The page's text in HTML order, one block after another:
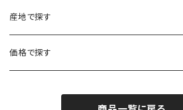
シャルル・エドシック
ジャン・ラルマン
ロワール
コトーシャンプノワ
スロヴァキア
オーストリア
ロワール
チリ
アメリカ
福袋
シャンパーニュセット
産地で探す
アメリカ
価格で探す